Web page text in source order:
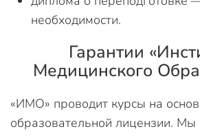
необходимости.
Гарантии
Медицинского
«ИМО» проводит курсы на
образовательной лицензии. Мы